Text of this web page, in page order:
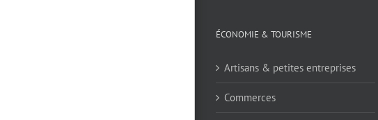
ÉCONOMIE & TOURISME
Artisans & petites entreprises
Commerces